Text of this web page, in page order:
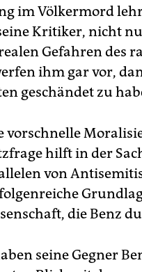
im Völkermord
Kritiker, nicht
Gefahren des
ihm gar vor,
geschändet zu
vorschnelle
hilft in der
von
die Benz
seine Gegner